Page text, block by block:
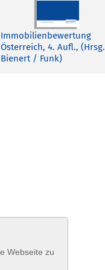
Immobilienbewertung
Österreich, 4. Aufl., (Hrsg.
Bienert / Funk)
Webseite zu